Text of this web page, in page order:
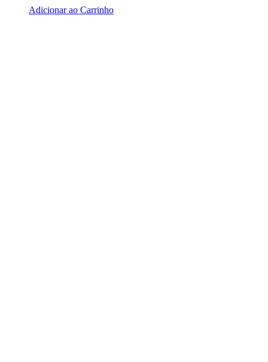
Adicionar ao Carrinho